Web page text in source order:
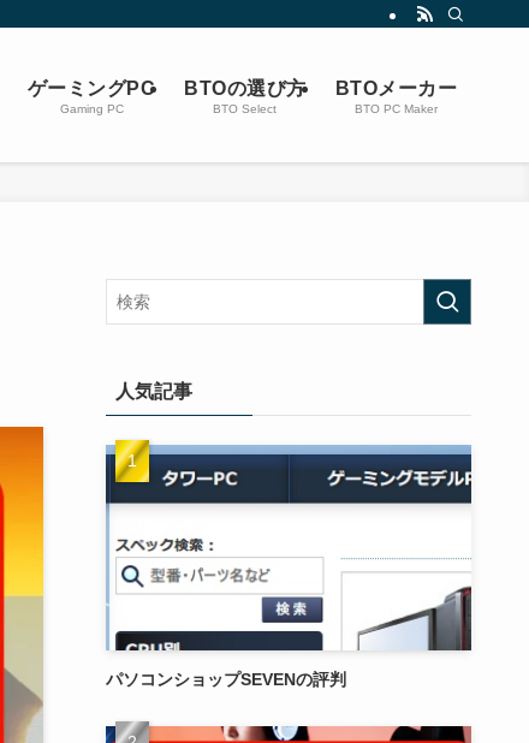
ゲーミングPC
Gaming PC
BTOの選び方
BTO Select
BTOメーカー
BTO PC Maker
人気記事
パソコンショップSEVENの評判